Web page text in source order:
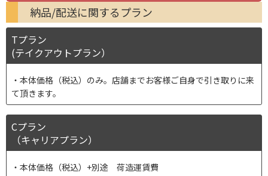
納品/配送に関するプラン
Tプラン
(テイクアウトプラン）
本体価格（税込）のみ。店舗までお客様ご自身で引き取りに来
て頂きます。
Cプラン
（キャリアプラン）
本体価格（税込）+別途 荷造運賃費